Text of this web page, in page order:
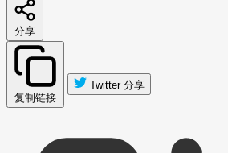
分享
复制链接
Twitter 分享